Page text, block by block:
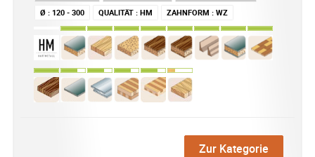
Ø : 120 - 300 QUALITÄT : HM ZAHNFORM : WZ
Zur Kategorie